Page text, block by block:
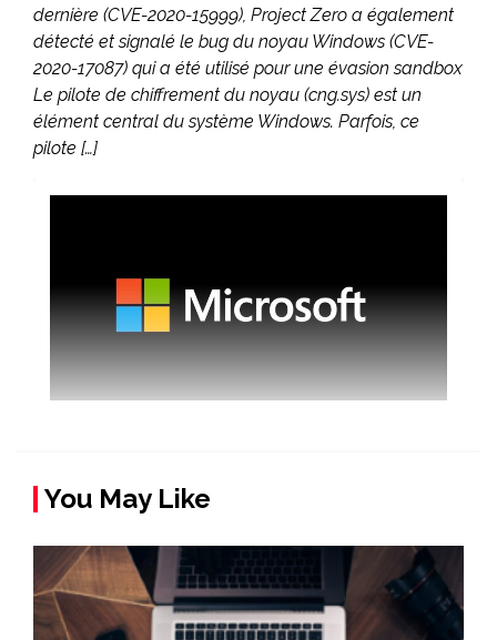
dernière (CVE-2020-15999), Project Zero a également
détecté et signalé le bug du noyau Windows (CVE-
2020-17087) qui a été utilisé pour une évasion sandbox
Le pilote de chiffrement du noyau (cng.sys) est un
élément central du système Windows. Parfois, ce
pilote […]
You May Like